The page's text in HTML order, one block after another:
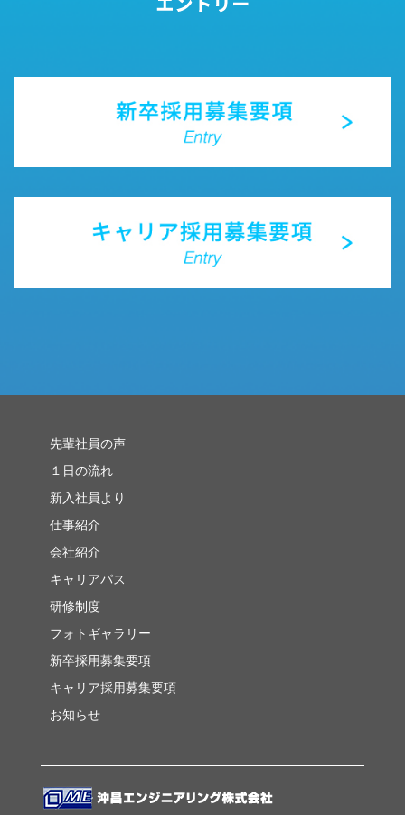
先輩社員の声
１日の流れ
新入社員より
仕事紹介
会社紹介
キャリアパス
研修制度
フォトギャラリー
新卒採用募集要項
キャリア採用募集要項
お知らせ